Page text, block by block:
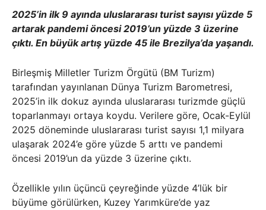
2025’in ilk 9 ayında uluslararası turist sayısı yüzde 5
artarak pandemi öncesi 2019’un yüzde 3 üzerine
çıktı. En büyük artış yüzde 45 ile Brezilya’da yaşandı.
Birleşmiş Milletler Turizm Örgütü (BM Turizm)
tarafından yayınlanan Dünya Turizm Barometresi,
2025’in ilk dokuz ayında uluslararası turizmde güçlü
toparlanmayı ortaya koydu. Verilere göre, Ocak-Eylül
2025 döneminde uluslararası turist sayısı 1,1 milyara
ulaşarak 2024’e göre yüzde 5 arttı ve pandemi
öncesi 2019’un da yüzde 3 üzerine çıktı.
Özellikle yılın üçüncü çeyreğinde yüzde 4’lük bir
büyüme görülürken, Kuzey Yarımküre’de yaz